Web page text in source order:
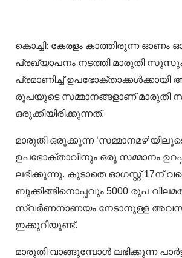
കൊച്ചി: കേരളം കാത്തിരുന്ന
പ്രഖ്യാപനം നടത്തി മാരുതി
പ്രമാണിച്ച്
രൂപയുടെ സമ്മാനങ്ങളാണ് മാരുതി
ഒരുക്കിയിരിക്കുന്നത്.
മാരുതി ഒരുക്കുന്ന
ഉപഭോക്താവിനും ഒരു സമ്മാനം
ലഭിക്കുന്നു. കൂടാതെ ഓഗസ്റ്റ് 17ന്
ബുക്കിങ്ങിനൊപ്പവും 5000 രൂപ
സ്വർണനാണയം നേടാനുള്ള
ഇക്കുറിയുണ്ട്.
മാരുതി വാങ്ങുമ്പോൾ ലഭിക്കുന്ന